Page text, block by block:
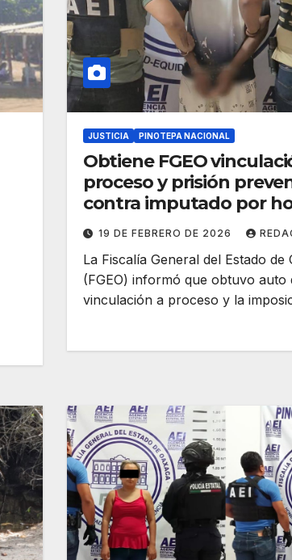
JUSTICIA PINOTEPA NACIONAL
Obtiene FGEO
proceso y prisión
contra imputado por
en la Costa
19 DE FEBRERO DE 2026
La Fiscalía General del Estado de
(FGEO) informó que obtuvo auto
vinculación a proceso y la